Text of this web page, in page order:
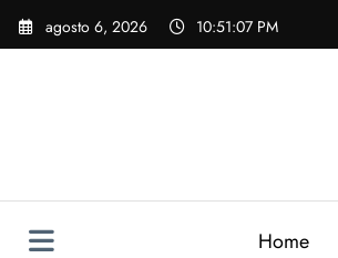
Pular
para
agosto 6, 2026 10:51:09 PM
Home